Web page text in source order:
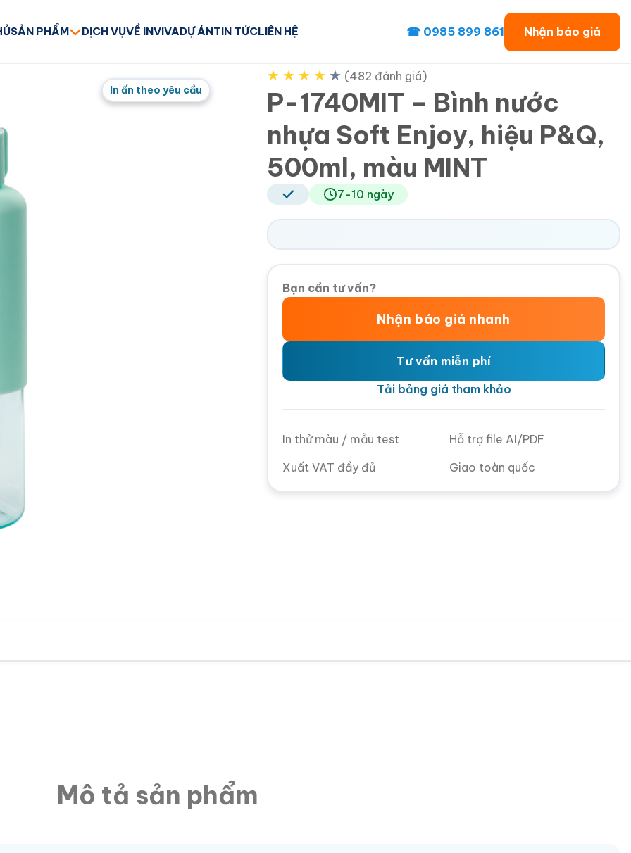
SẢN PHẨM DỊCH VỤVỀ INVIVADỰ ÁNTIN TỨCLIÊN HỆ ☎ 0985 899 861 Nhận báo giá
In ấn theo yêu cầu
★ ★ ★ ★ ★ (482 đánh giá)
P-1740MIT – Bình nước
nhựa Soft Enjoy, hiệu P&Q,
500ml, màu MINT
7-10 ngày
Bạn cần tư vấn?
Nhận báo giá nhanh
Tư vấn miễn phí
Tải bảng giá tham khảo
In thử màu / mẫu test
Hỗ trợ file AI/PDF
Xuất VAT đầy đủ
Giao toàn quốc
Mô tả sản phẩm